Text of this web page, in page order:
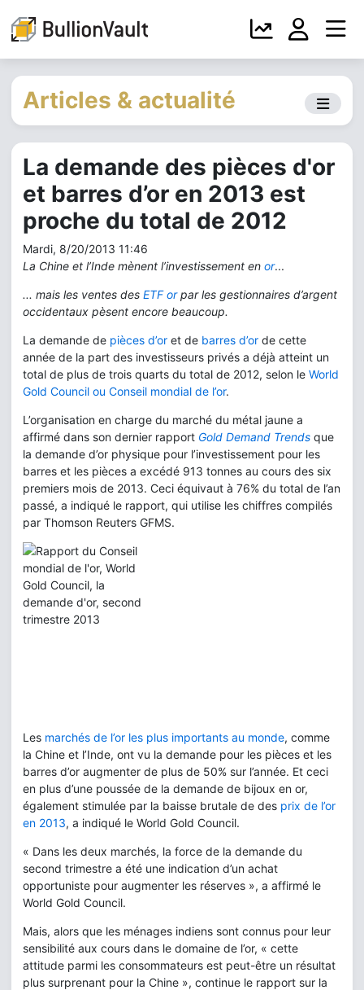
Articles & actualité
La demande des pièces d'or
et barres d’or en 2013 est
proche du total de 2012
Mardi, 8/20/2013 11:46
La Chine et l’Inde mènent l’investissement en or...
... mais les ventes des ETF orpar les gestionnaires d’argent
occidentaux pèsent encore beaucoup.
La demande de pièces d’or et de barres d’or de cette
année de la part des investisseurs privés a déjà atteint un
total de plus de trois quarts du total de 2012, selon le World
Gold Council ou Conseil mondial de l’or.
L’organisation en charge du marché du métal jaune a
affirmé dans son dernier rapport Gold Demand Trends que
la demande d’or physique pour l’investissement pour les
barres et les pièces a excédé 913 tonnes au cours des six
premiers mois de 2013. Ceci équivaut à 76% du total de l’an
passé, a indiqué le rapport, qui utilise les chiffres compilés
par Thomson Reuters GFMS.
Les marchés de l’or les plus importants au monde, comme
la Chine et l’Inde, ont vu la demande pour les pièces et les
barres d’or augmenter de plus de 50% sur l’année. Et ceci
en plus d’une poussée de la demande de bijoux en or,
également stimulée par la baisse brutale de des prix de l’or
en 2013, a indiqué le World Gold Council.
« Dans les deux marchés, la force de la demande du
second trimestre a été une indication d’un achat
opportuniste pour augmenter les réserves », a affirmé le
World Gold Council.
Mais, alors que les ménages indiens sont connus pour leur
sensibilité aux cours dans le domaine de l’or, « cette
attitude parmi les consommateurs est peut-être un résultat
plus surprenant pour la Chine », continue le rapport sur la